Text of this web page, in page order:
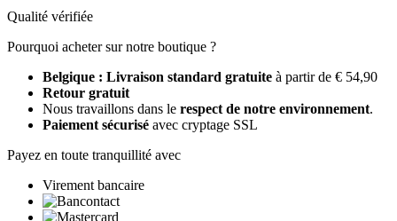
Qualité vérifiée
Pourquoi acheter sur notre boutique ?
Belgique : Livraison standard gratuite à partir de € 54,90
Retour gratuit
Nous travaillons dans le respect de notre environnement.
Paiement sécurisé avec cryptage SSL
Payez en toute tranquillité avec
Virement bancaire